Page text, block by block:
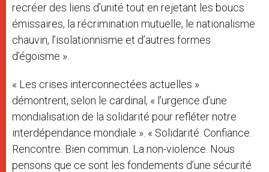
recréer des liens d’unité tout en rejetant les boucs
émissaires, la récrimination mutuelle, le nationalisme
chauvin, l’isolationnisme et d’autres formes
d’égoïsme ».
« Les crises interconnectées actuelles »
démontrent, selon le cardinal, « l’urgence d’une
mondialisation de la solidarité pour refléter notre
interdépendance mondiale ». « Solidarité. Confiance.
Rencontre. Bien commun. La non-violence. Nous
pensons que ce sont les fondements d’une sécurité